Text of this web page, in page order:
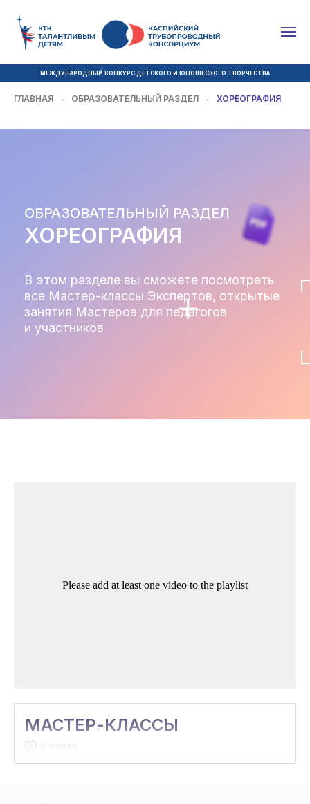
МЕЖДУНАРОДНЫЙ КОНКУРС ДЕТСКОГО И ЮНОШЕСКОГО ТВОРЧЕСТВА
ГЛАВНАЯ → ОБРАЗОВАТЕЛЬНЫЙ РАЗДЕЛ → ХОРЕОГРАФИЯ
ОБРАЗОВАТЕЛЬНЫЙ РАЗДЕЛ
ХОРЕОГРАФИЯ
В этом разделе вы сможете посмотреть
все Мастер-классы Экспертов, открытые
занятия Мастеров для педагогов
и участников
Please add at least one video to the playlist
МАСТЕР-КЛАССЫ
0 videos